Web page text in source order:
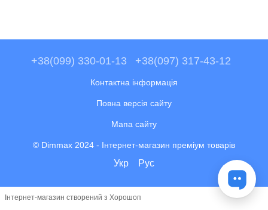
+38(099) 330-01-13 +38(097) 317-43-12
Контактна інформація
Повна версія сайту
Мапа сайту
© Dimmax 2024 - Інтернет-магазин преміум товарів
Укр Рус
Інтернет-магазин створений з Хорошоп